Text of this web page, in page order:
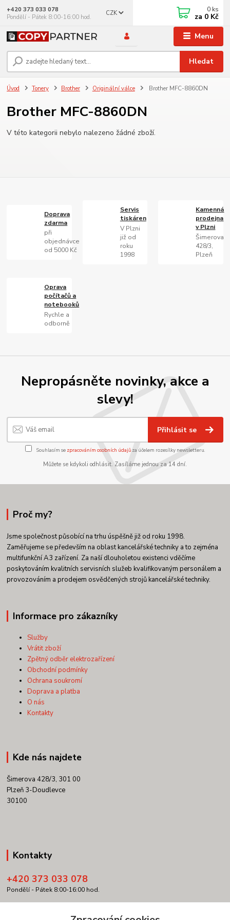
Menu
CZK
Hledat
+420 373 033 078
Pondělí - Pátek 8:00-16:00 hod.
0 ks
za 0 Kč
Úvod Tonery Brother Originální válce Brother MFC-8860DN
Brother MFC-8860DN
V této kategorii nebylo nalezeno žádné zboží.
Doprava
zdarma
při
objednávce
od 5000 Kč
Servis
tiskáren
V Plzni
již od
roku
1998
Kamenná
prodejna
v Plzni
Šimerova
428/3,
Plzeň
Oprava
počítačů a
notebooků
Rychle a
odborně
Nepropásněte novinky, akce a
slevy!
Přihlásit se
Souhlasím se zpracováním osobních údajůza účelem rozesílky newsletteru.
Můžete se kdykoli odhlásit. Zasíláme jednou za 14 dní.
Proč my?
Jsme společnost působící na trhu úspěšně již od roku 1998.
Zaměřujeme se především na oblast kancelářské techniky a to zejména
multifunkční A3 zařízení. Za naší dlouholetou existenci vděčíme
poskytováním kvalitních servisních služeb kvalifikovaným personálem a
provozováním a prodejem osvědčených strojů kancelářské techniky.
Informace pro zákazníky
Služby
Vrátit zboží
Zpětný odběr elektrozařízení
Obchodní podmínky
Ochrana soukromí
Doprava a platba
O nás
Kontakty
Kde nás najdete
Šimerova 428/3, 301 00
Plzeň 3-Doudlevce
30100
Kontakty
+420 373 033 078
Pondělí - Pátek 8:00-16:00 hod.